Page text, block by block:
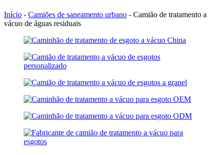
Início - Camiões de saneamento urbano - Camião de tratamento a
vácuo de águas residuais